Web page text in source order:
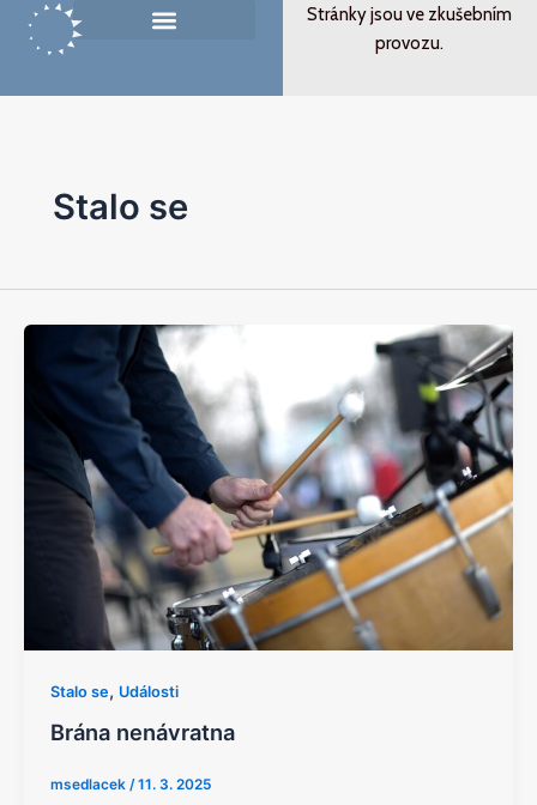
Přeskočit
Stránky jsou ve zkušebním
provozu.
Stalo se
Stalo se, Události
Brána nenávratna
msedlacek /11. 3. 2025
Post
pagination